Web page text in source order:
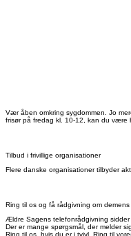
Vær åben omkring sygdommen. Jo
frisør på fredag kl. 10-12, kan du være
Tilbud i frivillige organisationer
Flere danske organisationer tilbyder
Ring til os og få rådgivning om demens
Ældre Sagens telefonrådgivning sidder
Der er mange spørgsmål, der melder
Ring til os, hvis du er i tvivl. Ring til